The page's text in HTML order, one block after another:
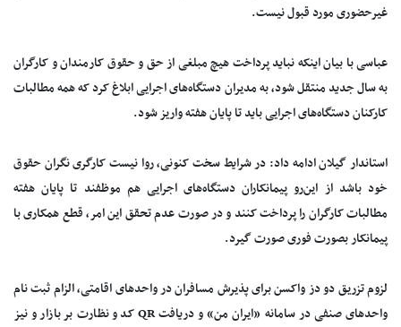
غیرحضوری مورد قبول نیست.
عباسی با بیان اینکه نباید پرداخت هیچ مبلغی از حق و حقوق کارمندان و کارگران
به سال جدید منتقل شود، به مدیران دستگاه‌های اجرایی ابلاغ کرد که همه مطالبات
کارکنان دستگاه‌های اجرایی باید تا پایان هفته واریز شود.
استاندار گیلان ادامه داد: در شرایط سخت کنونی، روا نیست کارگری نگران حقوق
خود باشد از این‌رو پیمانکاران دستگاه‌های اجرایی هم موظفند تا پایان هفته
مطالبات کارگران را پرداخت کنند و در صورت عدم تحقق این امر، قطع همکاری با
پیمانکار بصورت فوری صورت گیرد.
لزوم تزریق دو دز واکسن برای پذیرش مسافران در واحد‌های اقامتی، الزام ثبت نام
واحد‌های صنفی در سامانه «ایران من» و دریافت QR کد و نظارت بر بازار و نیز